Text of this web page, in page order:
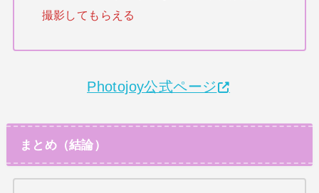
撮影してもらえる
Photojoy公式ページ
まとめ（結論）